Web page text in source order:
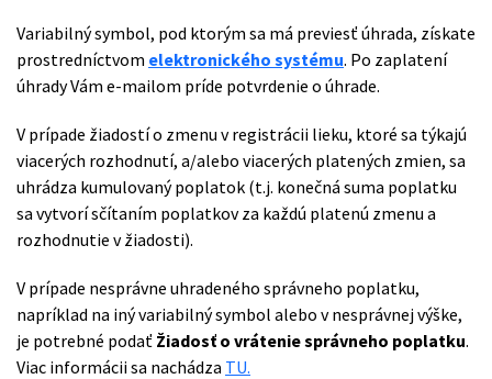
Variabilný symbol, pod ktorým sa má previesť úhrada, získate
prostredníctvom elektronického systému. Po zaplatení
úhrady Vám e-mailom príde potvrdenie o úhrade.
V prípade žiadostí o zmenu v registrácii lieku, ktoré sa týkajú
viacerých rozhodnutí, a/alebo viacerých platených zmien, sa
uhrádza kumulovaný poplatok (t.j. konečná suma poplatku
sa vytvorí sčítaním poplatkov za každú platenú zmenu a
rozhodnutie v žiadosti).
V prípade nesprávne uhradeného správneho poplatku,
napríklad na iný variabilný symbol alebo v nesprávnej výške,
je potrebné podať Žiadosť o vrátenie správneho poplatku.
Viac informácii sa nachádza TU.